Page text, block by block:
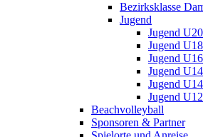
Bezirksklasse
Jugend
Jugend U20
Jugend U18
Jugend U16
Jugend
Jugend
Jugend
Beachvolleyball
Sponsoren & Partner